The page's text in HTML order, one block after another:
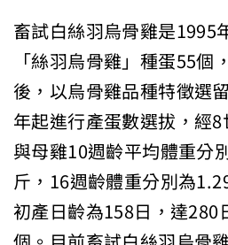
畜試白絲羽烏骨雞是
「絲羽烏骨雞」種蛋55
後，以烏骨雞品種特徵選
年起進行產蛋數選拔，經
與母雞10週齡平均體重
斤，16週齡體重分別為
初產日齡為158日，達